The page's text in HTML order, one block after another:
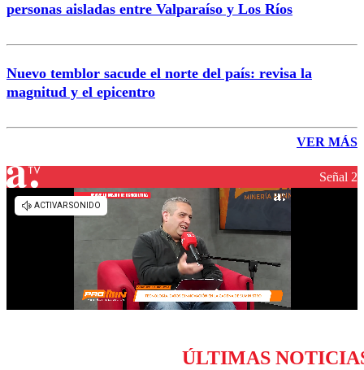
personas aisladas entre Valparaíso y Los Ríos
Nuevo temblor sacude el norte del país: revisa la
magnitud y el epicentro
VER MÁS
Señal 2
ÚLTIMAS